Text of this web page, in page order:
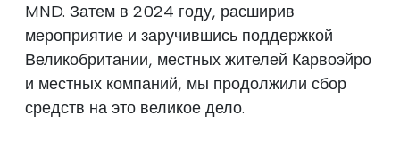
MND. Затем в 2024 году, расширив
мероприятие и заручившись поддержкой
Великобритании, местных жителей Карвоэйро
и местных компаний, мы продолжили сбор
средств на это великое дело.